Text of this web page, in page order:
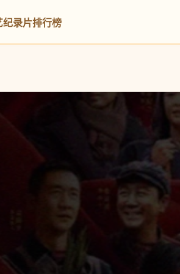
纪录片排行榜